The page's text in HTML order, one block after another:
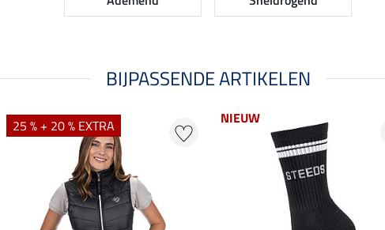
BIJPASSENDE ARTIKELEN
25 % + 20 % EXTRA NIEUW